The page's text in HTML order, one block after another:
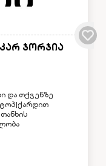
ჯორჯია
და თქვენზე
ტოპ|ქარდით